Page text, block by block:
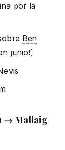
por la
Ben
junio!)
→ Mallaig